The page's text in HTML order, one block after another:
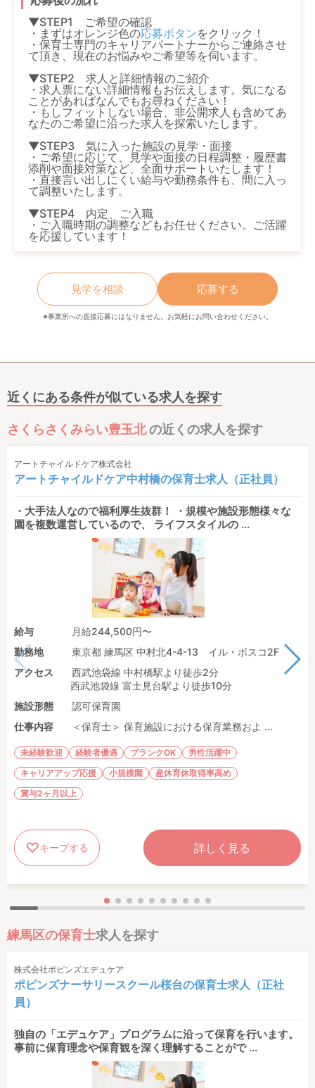
▼STEP1 ご希望の確認
・まずはオレンジ色の応募ボタンをクリック！
・保育士専門のキャリアパートナーからご連絡させ
て頂き、現在のお悩みやご希望等を伺います。
▼STEP2 求人と詳細情報のご紹介
・求人票にない詳細情報もお伝えします。気になる
ことがあればなんでもお尋ねください！
・もしフィットしない場合、非公開求人も含めてあ
なたのご希望に沿った求人を探索いたします。
▼STEP3 気に入った施設の見学・面接
・ご希望に応じて、見学や面接の日程調整・履歴書
添削や面接対策など、全面サポートいたします！
・直接言い出しにくい給与や勤務条件も、間に入っ
て調整いたします。
▼STEP4 内定、ご入職
・ご入職時期の調整などもお任せください。ご活躍
を応援しています！
見学を相談 応募する
※事業所への直接応募にはなりません。お気軽にお問い合わせください。
近くにある条件が似ている求人を探す
さくらさくみらい豊玉北の近くの求人を探す
アートチャイルドケア株式会社
アートチャイルドケア中村橋の保育士求人（正社員）
・大手法人なので福利厚生抜群！ ・規模や施設形態様々な
園を複数運営しているので、 ライフスタイルの ...
給与
月給244,500円〜
勤務地
東京都 練馬区 中村北4-4-13 イル・ボスコ2F
アクセス
西武池袋線 中村橋駅より徒歩2分
西武池袋線 富士見台駅より徒歩10分
施設形態
認可保育園
仕事内容
＜保育士＞ 保育施設における保育業務およ ...
未経験歓迎 経験者優遇 ブランクOK
男性活躍中
キャリアアップ応援
小規模園
産休育休取得率高め
賞与2ヶ月以上
キープする 詳しく見る
練馬区の保育士求人を探す
株式会社ポピンズエデュケア
ポピンズナーサリースクール桜台の保育士求人（正社
員）
独自の「エデュケア」プログラムに沿って保育を行います。
事前に保育理念や保育観を深く理解することがで ...